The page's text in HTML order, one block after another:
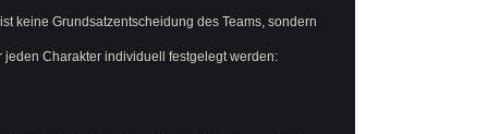
keine Grundsatzentscheidung des Teams, sondern
Charakter individuell festgelegt werden: